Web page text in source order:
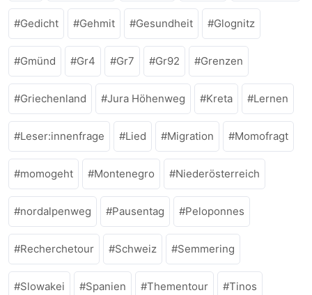
Gedicht Gehmit Gesundheit Glognitz
Gmünd Gr4 Gr7 Gr92 Grenzen
Griechenland Jura Höhenweg Kreta Lernen
Leser:innenfrage Lied Migration Momofragt
momogeht Montenegro Niederösterreich
nordalpenweg Pausentag Peloponnes
Recherchetour Schweiz Semmering
Slowakei Spanien Thementour Tinos